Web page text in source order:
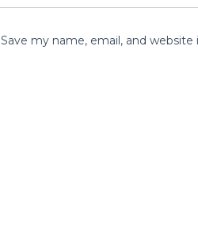
Save my name, email, and